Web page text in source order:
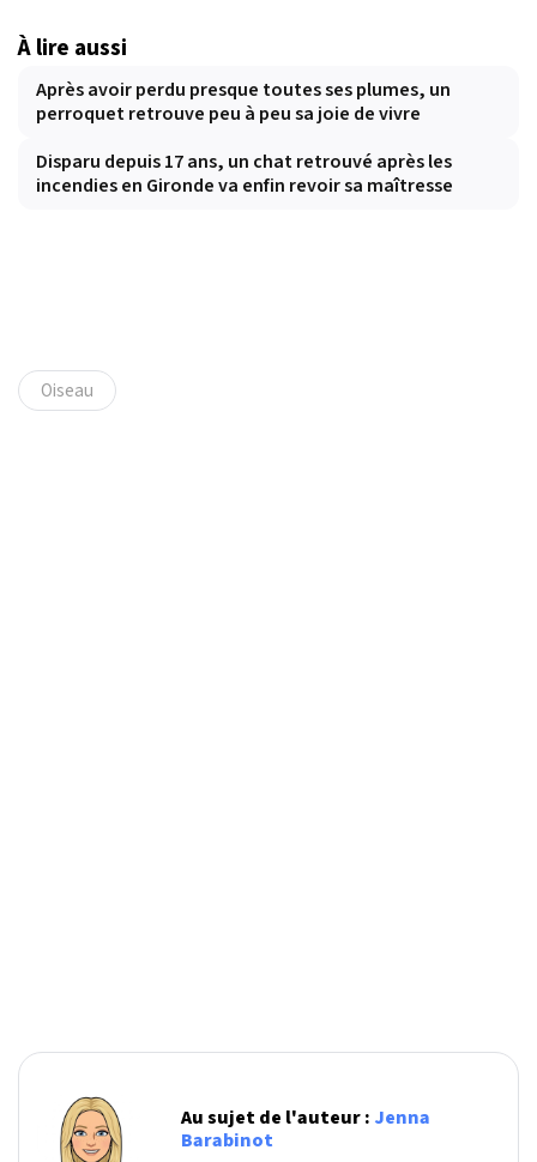
À lire aussi
Après avoir perdu presque toutes ses plumes, un
perroquet retrouve peu à peu sa joie de vivre
Disparu depuis 17 ans, un chat retrouvé après les
incendies en Gironde va enfin revoir sa maîtresse
Oiseau
Au sujet de l'auteur : Jenna
Barabinot